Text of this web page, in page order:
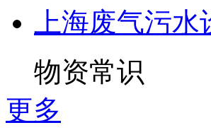
上海废气污水
物资常识
更多